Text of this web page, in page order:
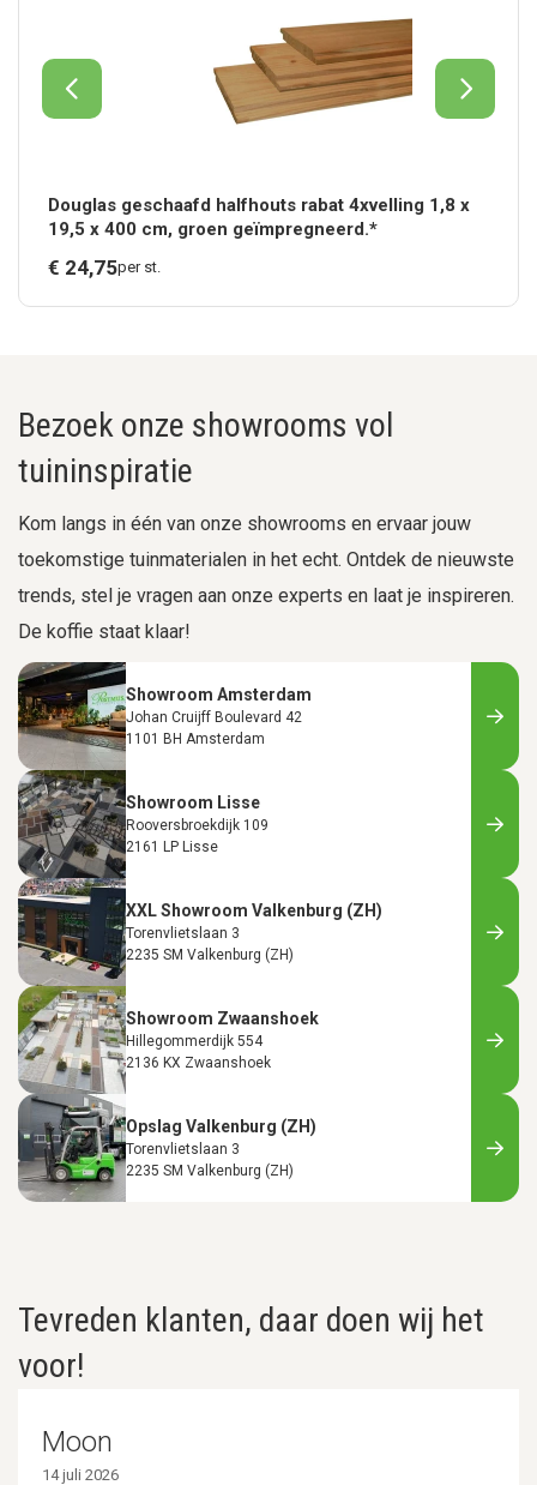
Douglas geschaafd halfhouts rabat 4xvelling 1,8 x
19,5 x 400 cm, groen geïmpregneerd.*
€ 24,75per st.
Bezoek onze showrooms vol
tuininspiratie
Kom langs in één van onze showrooms en ervaar jouw
toekomstige tuinmaterialen in het echt. Ontdek de nieuwste
trends, stel je vragen aan onze experts en laat je inspireren.
De koffie staat klaar!
Showroom Amsterdam
Johan Cruijff Boulevard 42
1101 BH Amsterdam
Showroom Lisse
Rooversbroekdijk 109
2161 LP Lisse
XXL Showroom Valkenburg (ZH)
Torenvlietslaan 3
2235 SM Valkenburg (ZH)
Showroom Zwaanshoek
Hillegommerdijk 554
2136 KX Zwaanshoek
Opslag Valkenburg (ZH)
Torenvlietslaan 3
2235 SM Valkenburg (ZH)
Tevreden klanten, daar doen wij het
voor!
Moon
14 juli 2026